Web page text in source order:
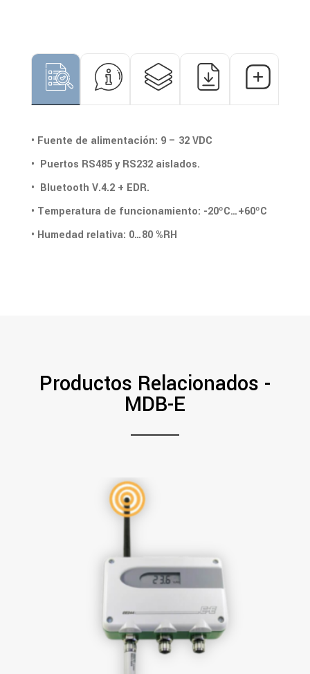
• Fuente de alimentación: 9 – 32 VDC
• Puertos RS485 y RS232 aislados.
• Bluetooth V.4.2 + EDR.
• Temperatura de funcionamiento: -20ºC…+60ºC
• Humedad relativa: 0…80 %RH
Productos Relacionados -
MDB-E